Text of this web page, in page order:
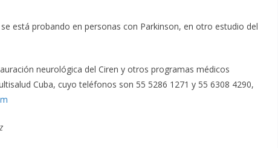
está probando en personas con Parkinson, en otro estudio del
neurológica del Ciren y otros programas médicos
Cuba, cuyo teléfonos son 55 5286 1271 y 55 6308 4290,